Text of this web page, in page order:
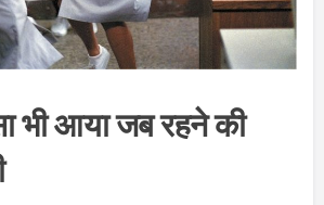
भी आया जब रहने की